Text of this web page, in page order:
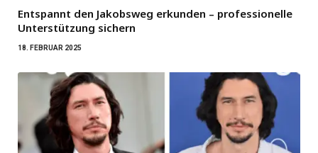
Entspannt den Jakobsweg erkunden – professionelle
Unterstützung sichern
18. FEBRUAR 2025